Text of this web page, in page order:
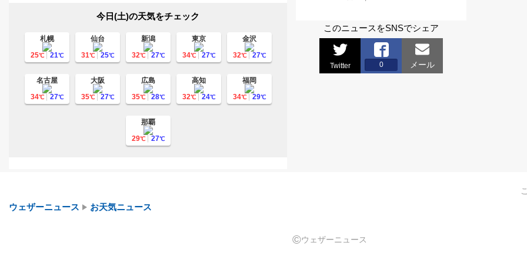
今日(土)の天気をチェック
札幌
25℃ 21℃
仙台
31℃ 25℃
新潟
32℃ 27℃
東京
34℃ 27℃
金沢
32℃ 27℃
名古屋
34℃ 27℃
大阪
35℃ 27℃
広島
35℃ 28℃
高知
32℃ 24℃
福岡
34℃ 29℃
那覇
29℃ 27℃
このニュースをSNSでシェア
Twitter 0 メール
ウェザーニュース お天気ニュース
©ウェザーニュース